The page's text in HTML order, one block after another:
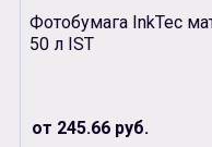
Фотобумага InkTec
50 л IST
от 245.66 руб.